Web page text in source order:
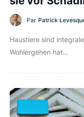
Par Patrick
Haustiere sind
Wohlergehen hat…